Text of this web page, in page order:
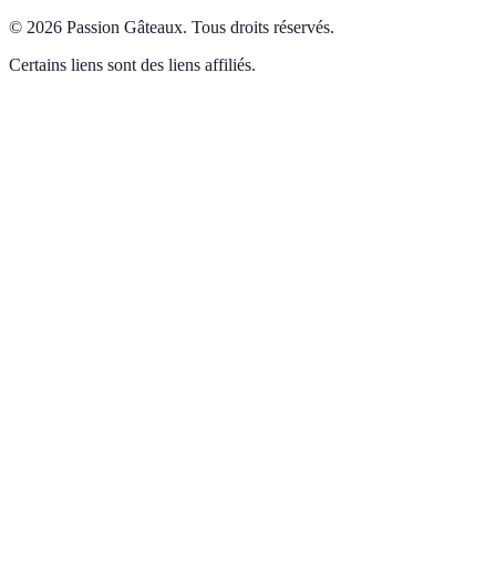
© 2026 Passion Gâteaux. Tous droits réservés.
Certains liens sont des liens affiliés.